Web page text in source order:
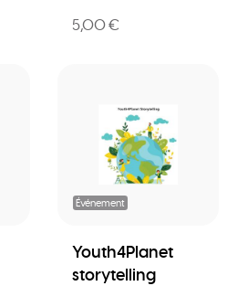
5,00 €
Événement
Youth4Planet
storytelling